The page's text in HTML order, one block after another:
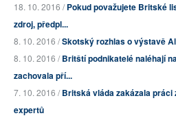
18. 10. 2016 /Pokud považujete Britské
zdroj, předpl...
8. 10. 2016 /Skotský rozhlas o výstavě
8. 10. 2016 /Britští podnikatelé naléhají
zachovala pří...
7. 10. 2016 /Britská vláda zakázala
expertů